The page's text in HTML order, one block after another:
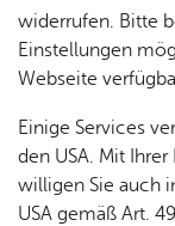
Servern
Tracking-
personalisieren
finden Sie in
Cookies
widerrufen. Bitte
Einstellungen
Webseite
Einige Services
den USA. Mit
willigen Sie auch
USA gemäß Art.